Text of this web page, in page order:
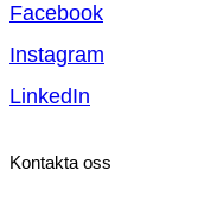
Facebook
Instagram
LinkedIn
Kontakta oss